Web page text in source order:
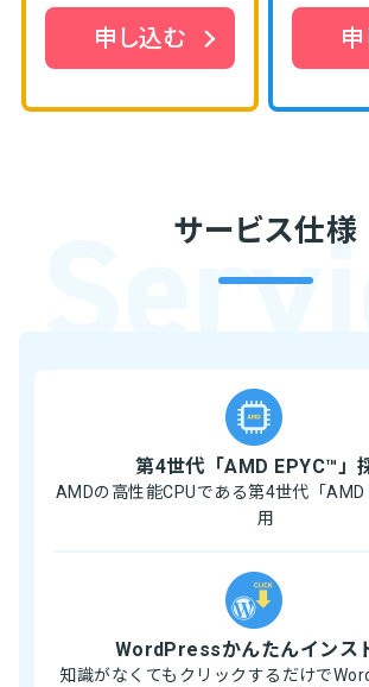
申し込む
サービス仕様
第4世代「AMD EPYC™」
AMDの高性能CPUである第4世代「AMD
用
WordPressかんたんインス
知識がなくてもクリックするだけで